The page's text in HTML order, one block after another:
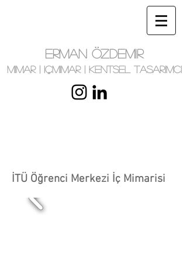
ERMAN ÖZDEMIR
MIMAR | IÇMIMAR | KENTSEL TASARIMCI
İTÜ Öğrenci Merkezi İç Mimarisi